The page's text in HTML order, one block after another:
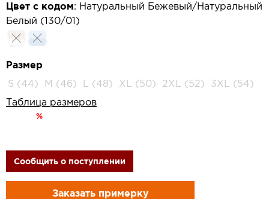
Цвет с кодом: Натуральный Бежевый/Натуральный
Белый (130/01)
Размер
S (44)
M (46) L (48) XL (50) 2XL (52)
3XL (54)
Таблица размеров
%
Сообщить о поступлении
Заказать примерку